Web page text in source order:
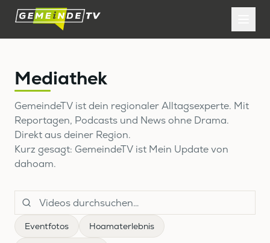
Mediathek
GemeindeTV ist dein regionaler Alltagsexperte. Mit
Reportagen, Podcasts und News ohne Drama.
Direkt aus deiner Region.
Kurz gesagt: GemeindeTV ist Mein Update von
dahoam.
Eventfotos Hoamaterlebnis